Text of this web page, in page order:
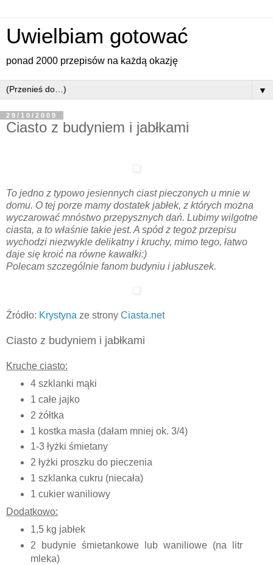
Uwielbiam gotować
ponad 2000 przepisów na każdą okazję
▼
29/10/2009
Ciasto z budyniem i jabłkami
To jedno z typowo jesiennych ciast pieczonych u mnie w
domu. O tej porze mamy dostatek jabłek, z których można
wyczarować mnóstwo przepysznych dań. Lubimy wilgotne
ciasta, a to właśnie takie jest. A spód z tegoż przepisu
wychodzi niezwykle delikatny i kruchy, mimo tego, łatwo
daje się kroić na równe kawałki:)
Polecam szczególnie fanom budyniu i jabłuszek.
Źródło: Krystyna ze strony Ciasta.net
Ciasto z budyniem i jabłkami
Kruche ciasto:
4 szklanki mąki
1 całe jajko
2 żółtka
1 kostka masła (dałam mniej ok. 3/4)
1-3 łyżki śmietany
2 łyżki proszku do pieczenia
1 szklanka cukru (niecała)
1 cukier waniliowy
Dodatkowo:
1,5 kg jabłek
2 budynie śmietankowe lub waniliowe (na litr
mleka)